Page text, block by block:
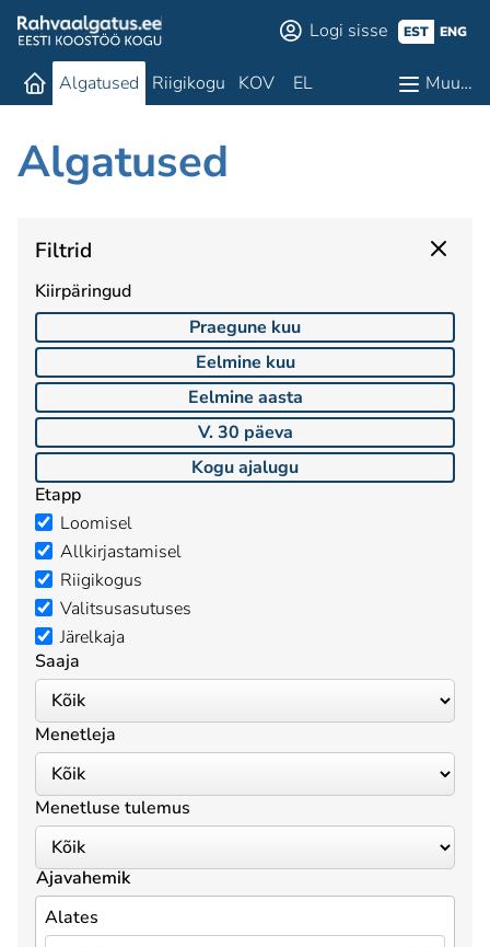
Logi sisse EST ENG
Algatused Riigikogu KOV EL Muu…
Algatused
Filtrid
Kiirpäringud
Praegune kuu
Eelmine kuu
Eelmine aasta
V. 30 päeva
Kogu ajalugu
Etapp
Loomisel
Allkirjastamisel
Riigikogus
Valitsusasutuses
Järelkaja
Saaja
Menetleja
Menetluse tulemus
Ajavahemik
Alates